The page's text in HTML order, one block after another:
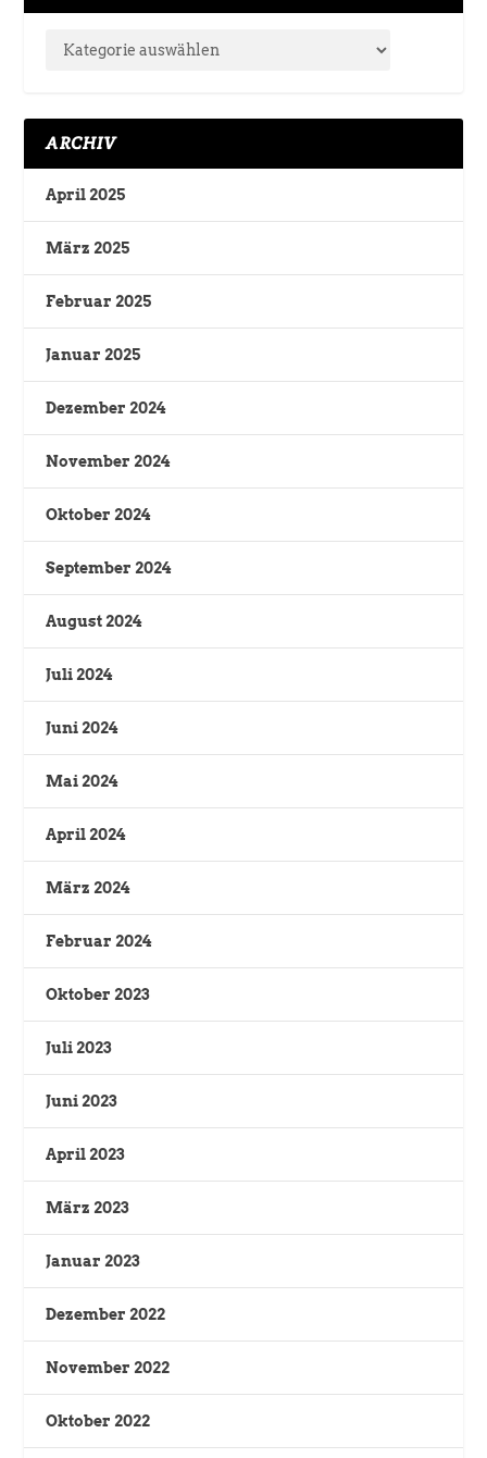
ARCHIV
April 2025
März 2025
Februar 2025
Januar 2025
Dezember 2024
November 2024
Oktober 2024
September 2024
August 2024
Juli 2024
Juni 2024
Mai 2024
April 2024
März 2024
Februar 2024
Oktober 2023
Juli 2023
Juni 2023
April 2023
März 2023
Januar 2023
Dezember 2022
November 2022
Oktober 2022